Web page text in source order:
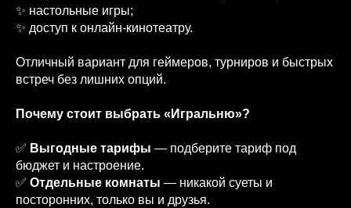
✨ настольные игры;
✨ доступ к онлайн‑кинотеатру.
Отличный вариант для геймеров, турниров и быстрых
встреч без лишних опций.
Почему стоит выбрать «Игральню»?
✅ Выгодные тарифы — подберите тариф под
бюджет и настроение.
✅ Отдельные комнаты — никакой суеты и
посторонних, только вы и друзья.